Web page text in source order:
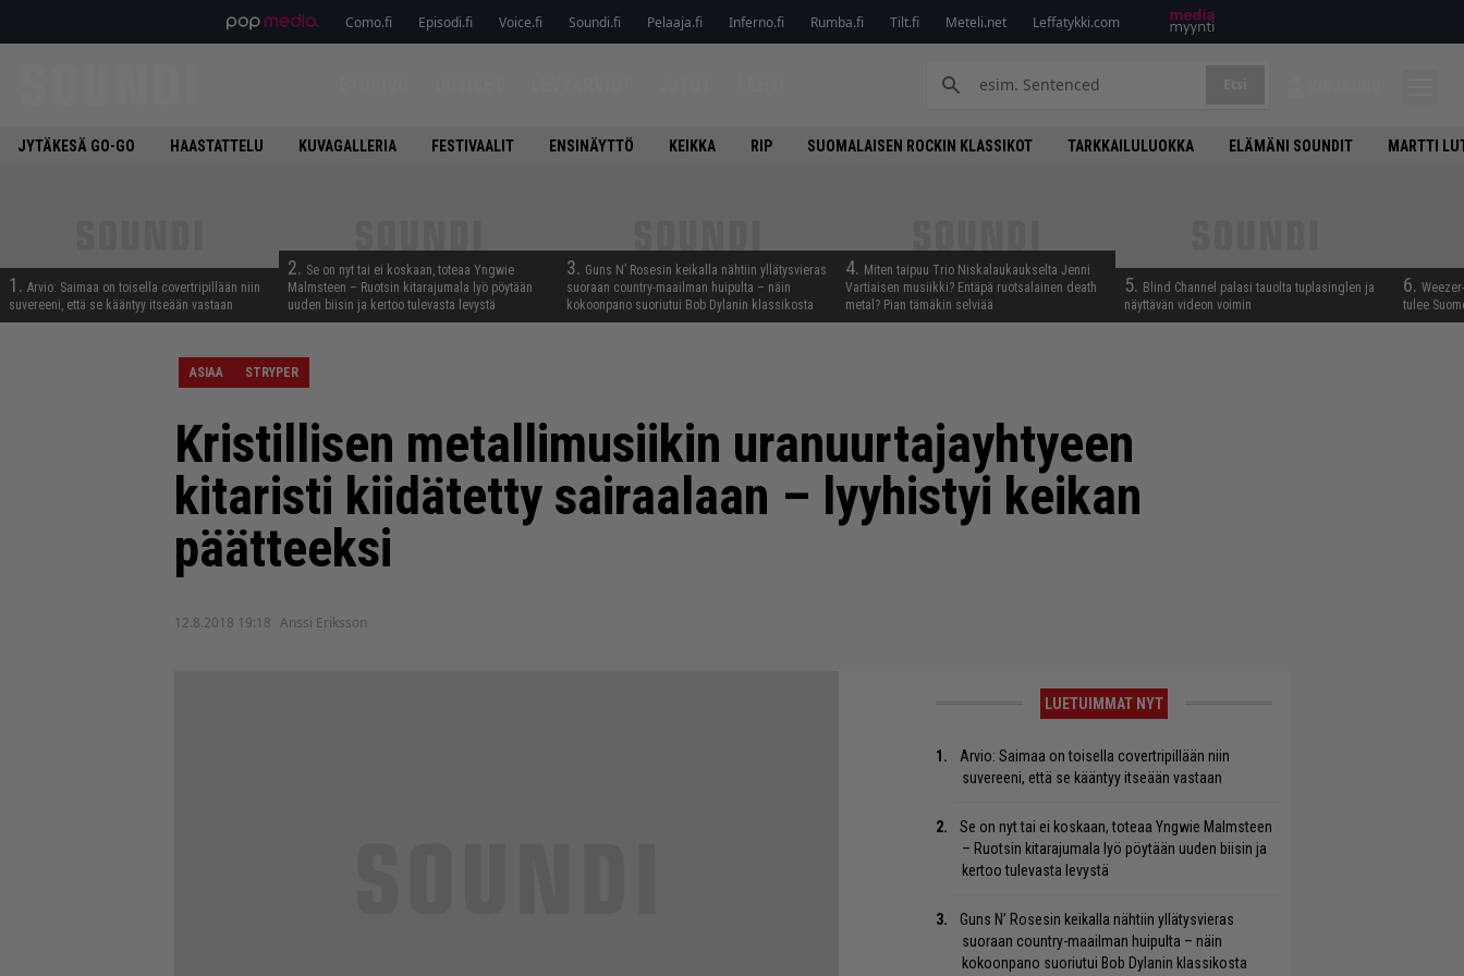
Como.fi Episodi.fi Voice.fi Soundi.fi Pelaaja.fi Inferno.fi Rumba.fi Tilt.fi Meteli.net Leffatykki.com
JYTÄKESÄ GO-GO HAASTATTELU KUVAGALLERIA FESTIVAALIT ENSINÄYTTÖ KEIKKA RIP SUOMALAISEN ROCKIN KLASSIKOT TARKKAILULUOKKA ELÄMÄNI SOUNDIT MARTTI
1. Arvio: Saimaa on toisella covertripillään niin
suvereeni, että se kääntyy itseään vastaan
2. Se on nyt tai ei koskaan, toteaa Yngwie
Malmsteen – Ruotsin kitarajumala lyö pöytään
uuden biisin ja kertoo tulevasta levystä
3. Guns N’ Rosesin keikalla nähtiin yllätysvieras
suoraan country-maailman huipulta – näin
kokoonpano suoriutui Bob Dylanin klassikosta
4. Miten taipuu Trio Niskalaukaukselta Jenni
Vartiaisen musiikki? Entäpä ruotsalainen death
metal? Pian tämäkin selviää
5. Blind Channel palasi tauolta tuplasinglen ja
näyttävän videon voimin
6.
tulee
ASIAA STRYPER
Kristillisen metallimusiikin uranuurtajayhtyeen
kitaristi kiidätetty sairaalaan – lyyhistyi keikan
päätteeksi
12.8.2018 19:18 Anssi Eriksson
LUETUIMMAT NYT
Arvio: Saimaa on toisella covertripillään niin
suvereeni, että se kääntyy itseään vastaan
Se on nyt tai ei koskaan, toteaa Yngwie Malmsteen
– Ruotsin kitarajumala lyö pöytään uuden biisin ja
kertoo tulevasta levystä
Guns N’ Rosesin keikalla nähtiin yllätysvieras
suoraan country-maailman huipulta – näin
kokoonpano suoriutui Bob Dylanin klassikosta